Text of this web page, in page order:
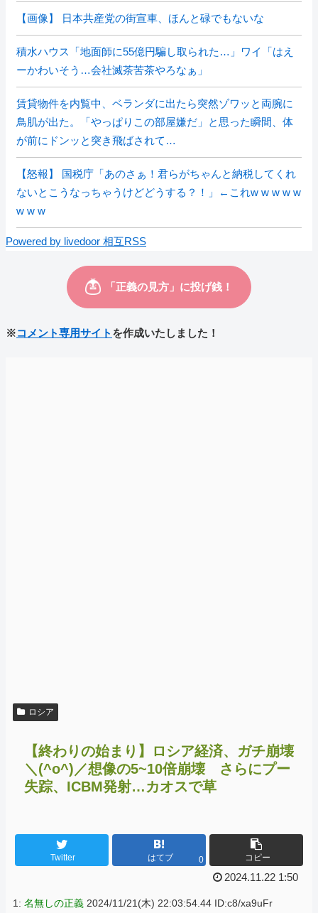
【画像】 日本共産党の街宣車、ほんと碌でもないな
積水ハウス「地面師に55億円騙し取られた…」ワイ「はえ
ーかわいそう…会社滅茶苦茶やろなぁ」
賃貸物件を内覧中、ベランダに出たら突然ゾワッと両腕に
鳥肌が出た。「やっぱりこの部屋嫌だ」と思った瞬間、体
が前にドンッと突き飛ばされて…
【怒報】 国税庁「あのさぁ！君らがちゃんと納税してくれ
ないとこうなっちゃうけどどうする？！」←これw w w w w
w w w
Powered by livedoor 相互RSS
※コメント専用サイト を作成いたしました！
ロシア
【終わりの始まり】ロシア経済、ガチ崩壊
＼(^o^)／想像の5~10倍崩壊 さらにプー
失踪、ICBM発射…カオスで草
Twitter はてブ 0 コピー
2024.11.22 1:50
1: 名無しの正義 2024/11/21(木) 22:03:54.44 ID:c8/xa9uFr